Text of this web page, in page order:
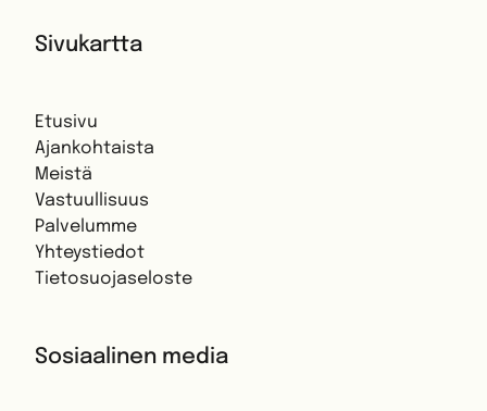
Sivukartta
Etusivu
Ajankohtaista
Meistä
Vastuullisuus
Palvelumme
Yhteystiedot
Tietosuojaseloste
Sosiaalinen media